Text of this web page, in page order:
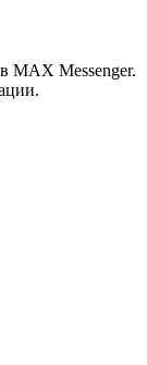
MAX Messenger.